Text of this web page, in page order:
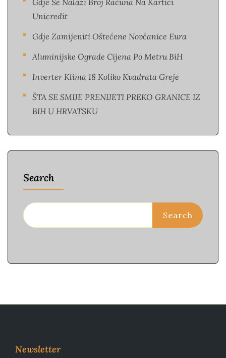
Unicredit
Gdje Zamijeniti Oštećene Novčanice Eura​
Aluminijske Ograde Cijena Po Metru BiH
Inverter Klima 18 Koliko Kvadrata Greje
ŠTA SE SMIJE PRENIJETI PREKO GRANICE IZ
BIH U HRVATSKU
Search
Search
Newsletter